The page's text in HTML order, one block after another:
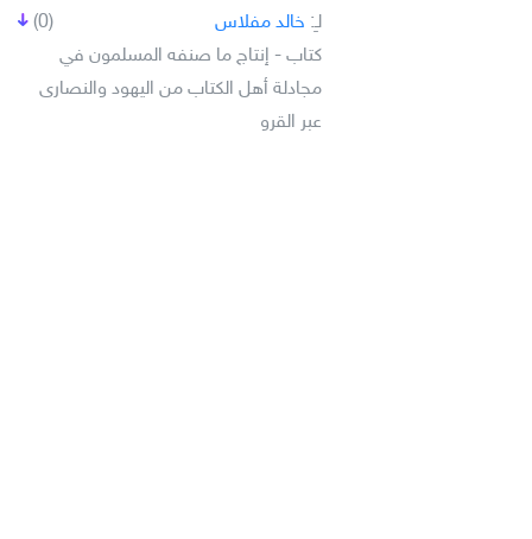
(0) لـِ: خالد مفلاس
كتاب - إنتاج ما صنفه المسلمون في
مجادلة أهل الكتاب من اليهود والنصارى
عبر القرو